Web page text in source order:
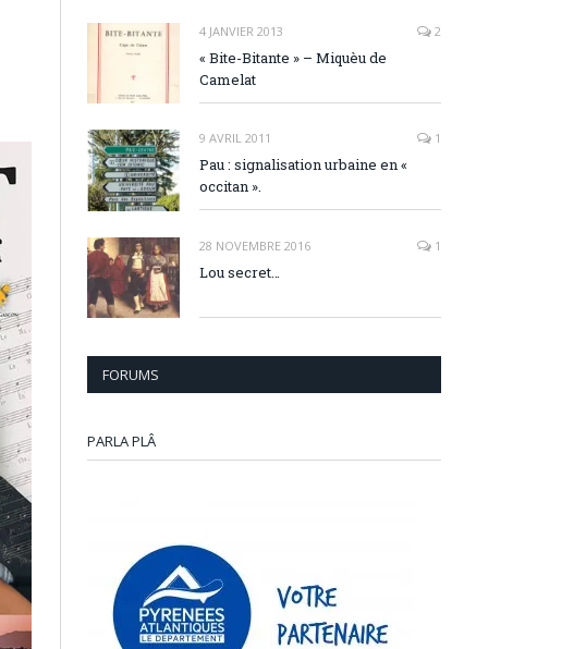
4 JANVIER 2013 2
« Bite-Bitante » – Miquèu de
Camelat
9 AVRIL 2011 1
Pau : signalisation urbaine en «
occitan ».
28 NOVEMBRE 2016 1
Lou secret…
FORUMS
PARLA PLÂ